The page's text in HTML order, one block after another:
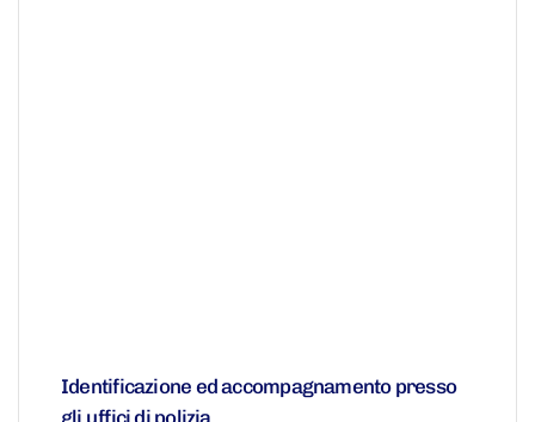
Identificazione ed accompagnamento presso
gli uffici di polizia